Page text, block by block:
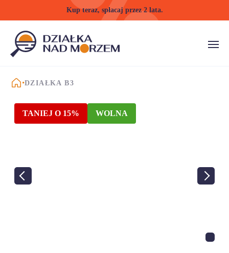
Kup teraz, spłacaj przez 2 lata.
STRONA GŁÓWNA
DZIAŁKA B3
TANIEJ O 15% WOLNA